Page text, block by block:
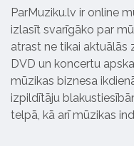
ParMuziku.lv ir online
izlasīt svarīgāko par
atrast ne tikai aktuālās
DVD un koncertu
mūzikas biznesa
izpildītāju
telpā, kā arī mūzikas